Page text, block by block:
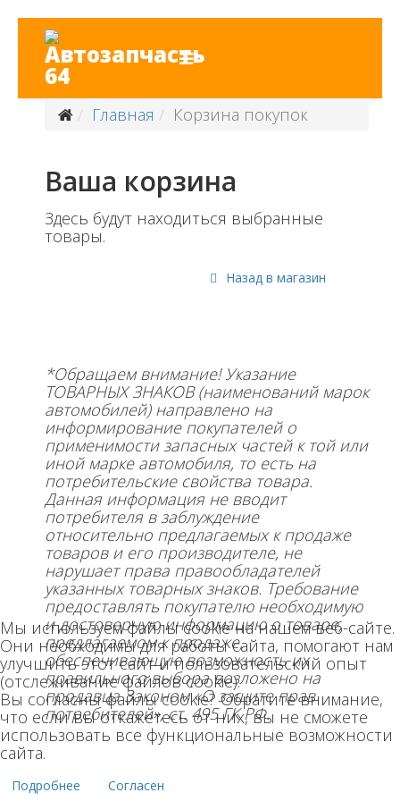
Главная Корзина покупок
Ваша корзина
Здесь будут находиться выбранные
товары.
Назад в магазин
*Обращаем внимание! Указание
ТОВАРНЫХ ЗНАКОВ (наименований марок
автомобилей) направлено на
информирование покупателей о
применимости запасных частей к той или
иной марке автомобиля, то есть на
потребительские свойства товара.
Данная информация не вводит
потребителя в заблуждение
относительно предлагаемых к продаже
товаров и его производителе, не
нарушает права правообладателей
указанных товарных знаков. Требование
предоставлять покупателю необходимую
и достоверную информацию о товаре,
предлагаемом к продаже,
обеспечивающую возможность их
правильного выбора возложено на
продавца Законом «О защите прав
потребителей», ст. 495 ГК РФ.
Мы используем файлы cookie на нашем веб-сайте.
Они необходимы для работы сайта, помогают нам
улучшить этот сайт и пользовательский опыт
(отслеживание файлов cookie).
Вы согласны файлы cookie? Обратите внимание,
что если вы откажетесь от них, вы не сможете
использовать все функциональные возможности
сайта.
Подробнее Согласен